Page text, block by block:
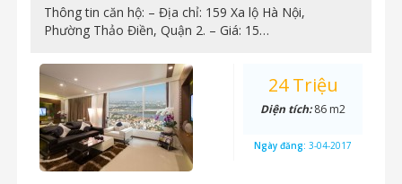
Thông tin căn hộ: – Địa chỉ: 159 Xa lộ Hà Nội,
Phường Thảo Điền, Quận 2. – Giá: 15…
24 Triệu
Diện tích:86 m2
Ngày đăng: 3-04-2017